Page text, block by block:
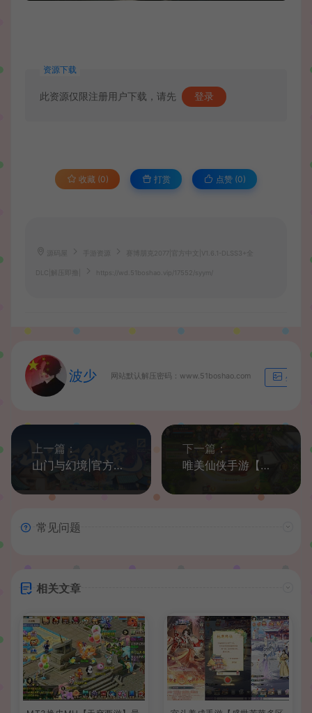
资源下载
此资源仅限注册用户下载，请先 登录
收藏 (0) 打赏 点赞 (0)
手游资源 赛博朋克2077|官方中文|V1.6.1-DLSS3+全
DLC|解压即撸| https://wd.51boshao.vip/17552/syym/
波少 网站默认解压密码：www.51boshao.com 生成海
上一篇：
山门与幻境|官方中文|V0.0.0.12-增加+调整+修复+优化|解压即撸|
下一篇：
唯美仙侠手游【风雨战国】最新整理Linux手工端+安卓苹果双端+GM授权后台+详细搭建教程
常见问题
相关文章